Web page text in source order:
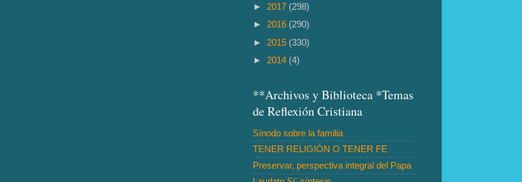
► 2017 (298)
► 2016 (290)
► 2015 (330)
► 2014 (4)
**Archivos y Biblioteca *Temas
de Reflexión Cristiana
Sínodo sobre la familia
TENER RELIGIÓN O TENER FE
Preservar, perspectiva integral del Papa